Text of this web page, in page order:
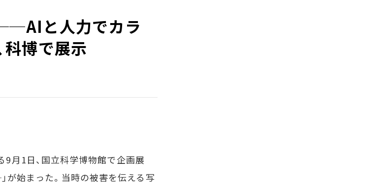
と人力でカラ
科博で展示
月1日、国立科学博物館で企画展
が始まった。当時の被害を伝える写